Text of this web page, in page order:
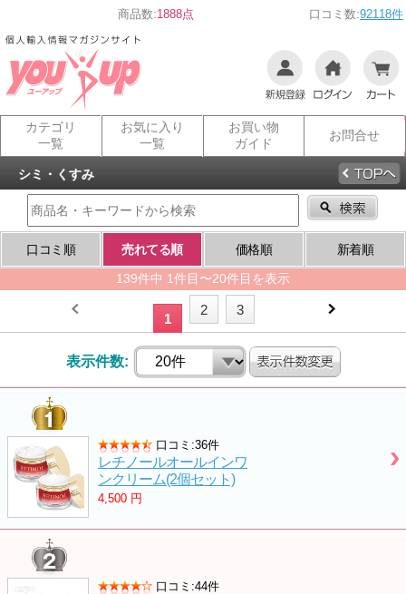
商品数:1888点 口コミ数:92118件
カテゴリ
一覧
お気に入り
一覧
お買い物
ガイド
お問合せ
シミ・くすみ
口コミ順 売れてる順 価格順
新着順
139件中 1件目〜20件目を表示
1
2 3
表示件数:
口コミ:36件
レチノールオールインワ
ンクリーム(2個セット)
4,500 円
口コミ:44件